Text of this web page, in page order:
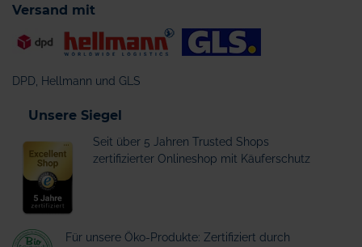
Versand mit
DPD, Hellmann und GLS
Unsere Siegel
Seit über 5 Jahren Trusted Shops
zertifizierter Onlineshop mit Käuferschutz
Für unsere Öko-Produkte: Zertifiziert durch